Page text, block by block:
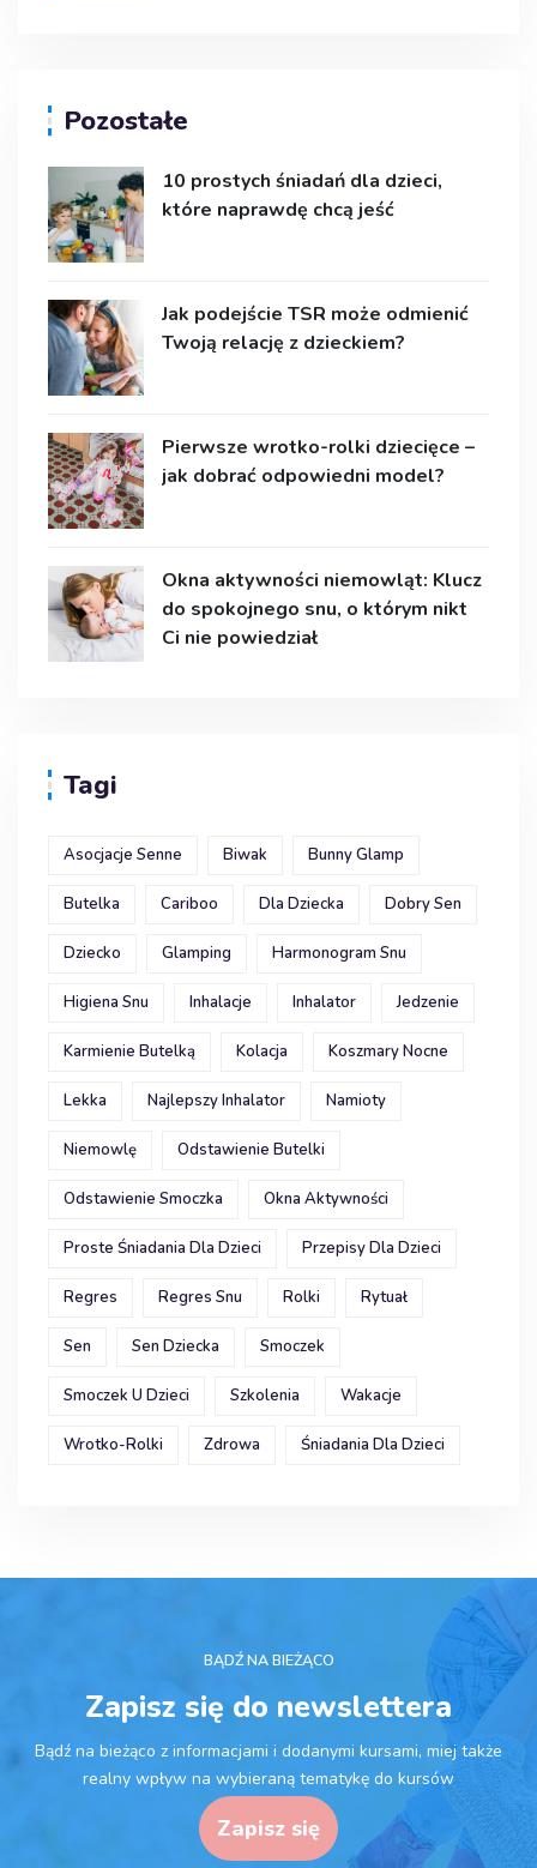
Pozostałe
10 prostych śniadań dla dzieci,
które naprawdę chcą jeść
Jak podejście TSR może odmienić
Twoją relację z dzieckiem?
Pierwsze wrotko-rolki dziecięce –
jak dobrać odpowiedni model?
Okna aktywności niemowląt: Klucz
do spokojnego snu, o którym nikt
Ci nie powiedział
Tagi
Asocjacje Senne Biwak Bunny Glamp
Butelka Cariboo Dla Dziecka Dobry Sen
Dziecko Glamping Harmonogram Snu
Higiena Snu Inhalacje Inhalator Jedzenie
Karmienie Butelką Kolacja Koszmary Nocne
Lekka Najlepszy Inhalator Namioty
Niemowlę Odstawienie Butelki
Odstawienie Smoczka Okna Aktywności
Proste Śniadania Dla Dzieci Przepisy Dla Dzieci
Regres Regres Snu Rolki Rytuał
Sen Sen Dziecka Smoczek
Smoczek U Dzieci Szkolenia Wakacje
Wrotko-Rolki Zdrowa Śniadania Dla Dzieci
BĄDŹ NA BIEŻĄCO
Zapisz się do newslettera
Bądź na bieżąco z informacjami i dodanymi kursami, miej także
realny wpływ na wybieraną tematykę do kursów
Zapisz się